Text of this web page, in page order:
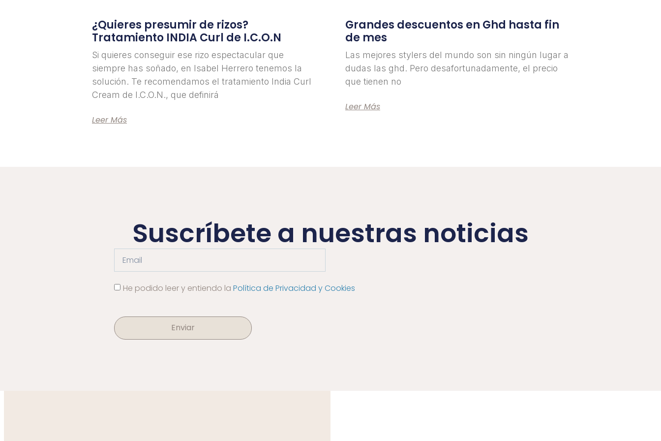
¿Quieres presumir de rizos?
Tratamiento INDIA Curl de I.C.O.N
Si quieres conseguir ese rizo espectacular que
siempre has soñado, en Isabel Herrero tenemos la
solución. Te recomendamos el tratamiento India Curl
Cream de I.C.O.N., que definirá
Leer Más
Grandes descuentos en Ghd hasta fin
de mes
Las mejores stylers del mundo son sin ningún lugar a
dudas las ghd. Pero desafortunadamente, el precio
que tienen no
Leer Más
Suscríbete a nuestras noticias
He podido leer y entiendo la Política de Privacidad y Cookies
Enviar